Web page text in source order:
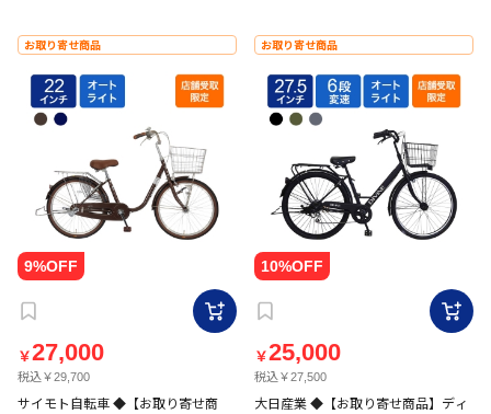
お取り寄せ商品
￥27,000
税込￥29,700
サイモト自転車 ◆【お取り寄せ商
お取り寄せ商品
￥25,000
税込￥27,500
大日産業 ◆【お取り寄せ商品】ディ